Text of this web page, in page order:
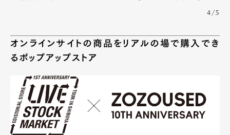
4/5
オンラインサイトの商品をリアルの場で購入でき
るポップアップストア